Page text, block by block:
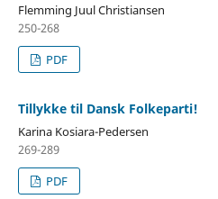
Flemming Juul Christiansen
250-268
PDF
Tillykke til Dansk Folkeparti!
Karina Kosiara-Pedersen
269-289
PDF